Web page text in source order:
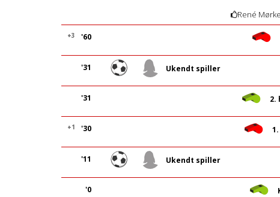
René
'60
+3
'31 Ukendt spiller
'31 2.
'30
+1
'11 Ukendt spiller
'0